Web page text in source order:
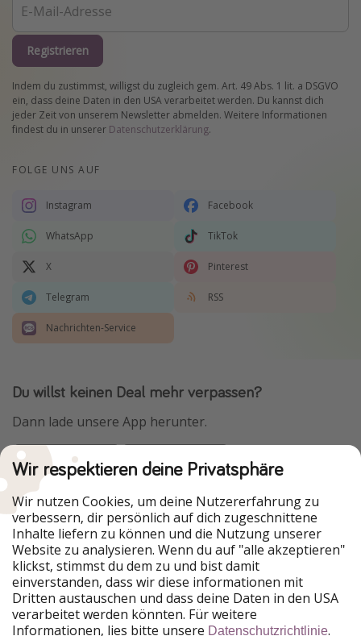
Registrieren
Indem du zustimmst, willigst du zugleich gem. Art. 49 Abs. 1 lit. a DSGVO
ein, dass deine Daten in den USA verarbeitet werden. Du kannst dich
jeder Zeit von unserem Newsletter abmelden. Weitere Informationen
findest du in unserer Datenschutzerklärung.
FOLGE UNS AUF
Instagram Facebook
WhatsApp TikTok
X Pinterest
Telegram RSS
Nachrichten-Service
Du willst keinen Deal mehr verpassen?
Dann lade unsere App herunter.
Urlaubspiraten ist Teil der HolidayPirates Group
Unsere Märkte
PiratinViaggio
HolidayPirates
VakantiePiraten
WakacyjniPiraci
VoyagesPirates
Ferienpiraten
Urlaubspiraten
ViajerosPiratas
TravelPirates
Wir respektieren deine Privatsphäre
Wir nutzen Cookies, um deine Nutzererfahrung zu
verbessern, dir persönlich auf dich zugeschnittene
Inhalte liefern zu können und die Nutzung unserer
Website zu analysieren. Wenn du auf "alle akzeptieren"
klickst, stimmst du dem zu und bist damit
einverstanden, dass wir diese informationen mit
Dritten austauschen und dass deine Daten in den USA
verarbeitet werden könnten. Für weitere
Informationen, lies bitte unsere Datenschutzrichtlinie.